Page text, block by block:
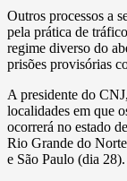
Outros processos a
pela prática de
regime diverso do
prisões provisórias
A presidente do
localidades em que
ocorrerá no estado
Rio Grande do
e São Paulo (dia 28).